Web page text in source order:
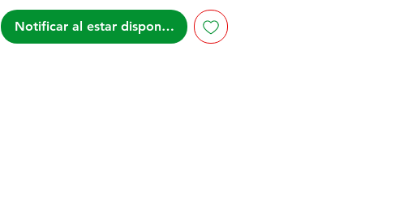
Notificar al estar disponible